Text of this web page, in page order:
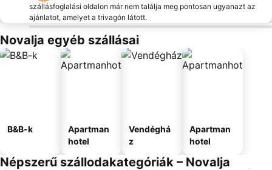
szállásfoglalási oldalon már nem találja meg pontosan ugyanazt az
ajánlatot, amelyet a trivagón látott.
Novalja egyéb szállásai
B&B-k
Apartman
hotel
Vendéghá
z
Apartman
hotel
Népszerű szállodakategóriák – Novalja